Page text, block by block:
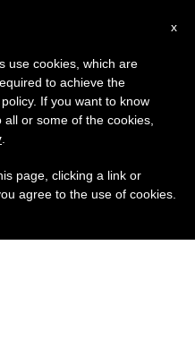
x
use cookies, which are
to achieve the
If you want to know
or some of the cookies,
page, clicking a link or
agree to the use of cookies.